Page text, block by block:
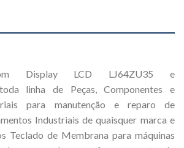
Display LCD LJ64ZU35 e
linha de Peças, Componentes e
para manutenção e reparo de
Industriais de quaisquer marca e
Teclado de Membrana para máquinas